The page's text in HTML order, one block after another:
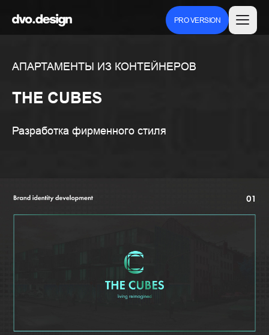
PRO VERSION
АПАРТАМЕНТЫ ИЗ КОНТЕЙНЕРОВ
THE CUBES
Разработка фирменного стиля